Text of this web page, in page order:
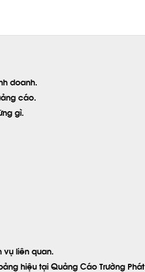
doanh.
cáo.
gì.
liên quan.
hiệu tại Quảng Cáo Trường Phát